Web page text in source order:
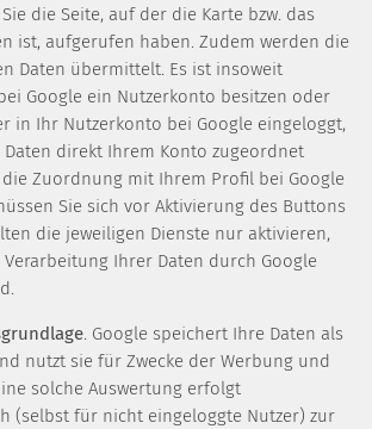
die Seite, auf der die Karte bzw. das
ist, aufgerufen haben. Zudem werden die
Daten übermittelt. Es ist insoweit
Google ein Nutzerkonto besitzen oder
in Ihr Nutzerkonto bei Google eingeloggt,
direkt Ihrem Konto zugeordnet
die Zuordnung mit Ihrem Profil bei Google
Sie sich vor Aktivierung des Buttons
die jeweiligen Dienste nur aktivieren,
Ihrer Daten durch Google
. Google speichert Ihre Daten als
nutzt sie für Zwecke der Werbung und
solche Auswertung erfolgt
(selbst für nicht eingeloggte Nutzer) zur